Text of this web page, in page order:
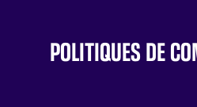
POLITIQUES DE